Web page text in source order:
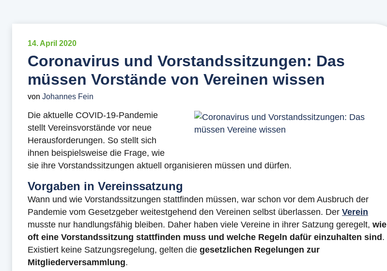
14. April 2020
Coronavirus und Vorstandssitzungen: Das
müssen Vorstände von Vereinen wissen
von Johannes Fein
Die aktuelle COVID-19-Pandemie
stellt Vereinsvorstände vor neue
Herausforderungen. So stellt sich
ihnen beispielsweise die Frage, wie
sie ihre Vorstandssitzungen aktuell organisieren müssen und dürfen.
Vorgaben in Vereinssatzung
Wann und wie Vorstandssitzungen stattfinden müssen, war schon vor dem Ausbruch der
Pandemie vom Gesetzgeber weitestgehend den Vereinen selbst überlassen. Der Verein
musste nur handlungsfähig bleiben. Daher haben viele Vereine in ihrer Satzung geregelt, wie
oft eine Vorstandssitzung stattfinden muss und welche Regeln dafür einzuhalten sind .
Existiert keine Satzungsregelung, gelten die gesetzlichen Regelungen zur
Mitgliederversammlung.